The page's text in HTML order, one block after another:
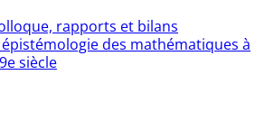
rapports et bilans
des mathématiques à
siècle